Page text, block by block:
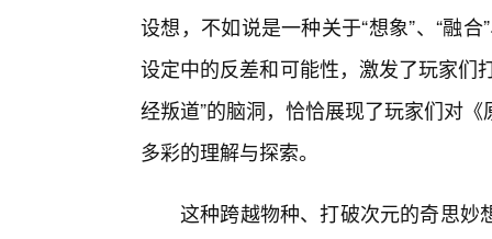
设想，不如说是一种关于“想象”、“融
设定中的反差和可能性，激发了玩家
经叛道”的脑洞，恰恰展现了玩家们对
多彩的理解与探索。
这种跨越物种、打破次元的奇思妙